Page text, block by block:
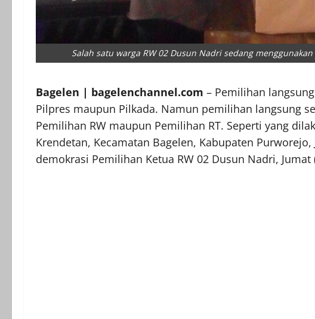
Salah satu warga RW 02 Dusun Nadri sedang
Bagelen | bagelenchannel.com – Pemilihan
Pilpres maupun Pilkada. Namun pemilihan langsung
Pemilihan RW maupun Pemilihan RT. Seperti yang
Krendetan, Kecamatan Bagelen, Kabupaten
demokrasi Pemilihan Ketua RW 02 Dusun Nadri, Jumat